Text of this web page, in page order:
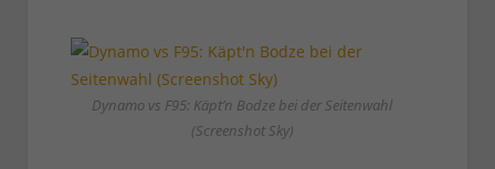
Dynamo vs F95: Käpt’n Bodze bei der Seitenwahl
(Screenshot Sky)